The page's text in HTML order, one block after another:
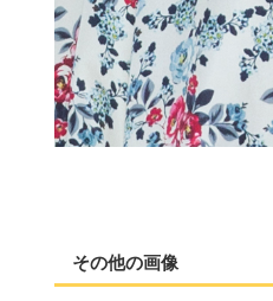
その他の画像